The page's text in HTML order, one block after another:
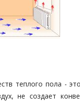
теплого пола -
не создает